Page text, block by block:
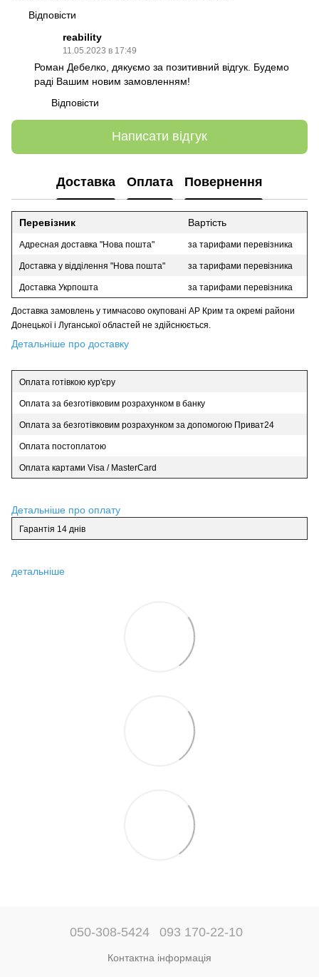
Відповісти
reability
11.05.2023 в 17:49
Роман Дебелко, дякуємо за позитивний відгук. Будемо
раді Вашим новим замовленням!
Відповісти
Написати відгук
Доставка Оплата Повернення
Перевізник Вартість
Адресная доставка "Нова пошта" за тарифами перевізника
Доставка у відділення "Нова пошта" за тарифами перевізника
Доставка Укрпошта за тарифами перевізника
Доставка замовлень у тимчасово окуповані АР Крим та окремі райони
Донецької і Луганської областей не здійснюється.
Детальніше про доставку
Оплата готівкою кур'єру
Оплата за безготівковим розрахунком в банку
Оплата за безготівковим розрахунком за допомогою Приват24
Оплата постоплатою
Оплата картами Visa / MasterCard
Детальніше про оплату
Гарантія 14 днів
детальніше
050-308-5424 093 170-22-10
Контактна інформація